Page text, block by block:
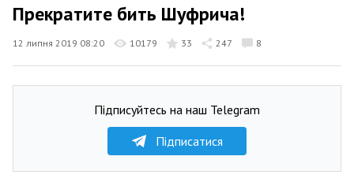
Прекратите бить Шуфрича!
12 липня 2019 08:20 10179 33 247 8
Підписуйтесь на наш Telegram
Підписатися